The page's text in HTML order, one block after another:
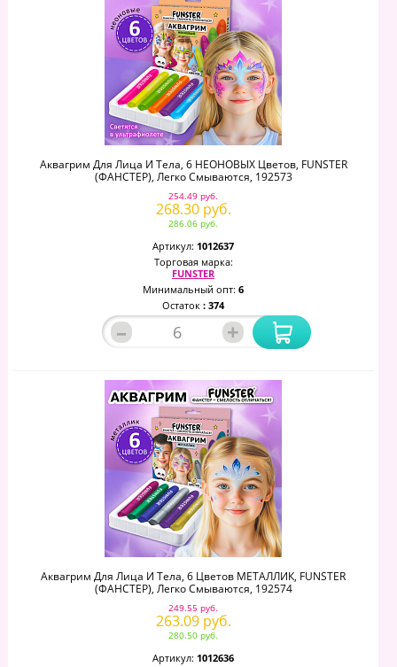
Аквагрим Для Лица И Тела, 6 НЕОНОВЫХ Цветов, FUNSTER
(ФАНСТЕР), Легко Смываются, 192573
254.49 руб.
268.30 руб.
286.06 руб.
Артикул: 1012637
Торговая марка:
FUNSTER
Минимальный опт: 6
Остаток : 374
– +
Аквагрим Для Лица И Тела, 6 Цветов МЕТАЛЛИК, FUNSTER
(ФАНСТЕР), Легко Смываются, 192574
249.55 руб.
263.09 руб.
280.50 руб.
Артикул: 1012636